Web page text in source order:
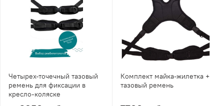
Четырех-точечный тазовый
ремень для фиксации в
кресло-коляске
Комплект майка-жилетка +
тазовый ремень